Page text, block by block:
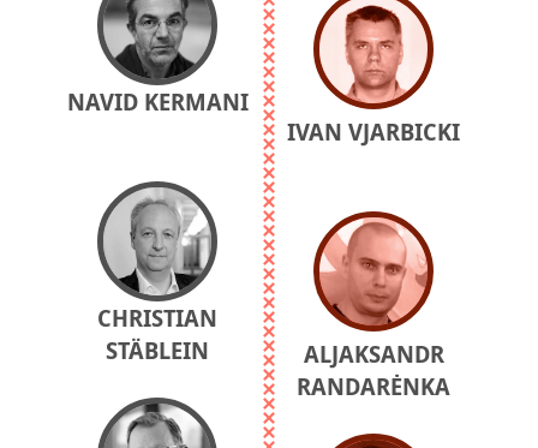
NAVID KERMANI
CHRISTIAN
STÄBLEIN
IVAN VJARBICKI
ALJAKSANDR
RANDARĖNKA